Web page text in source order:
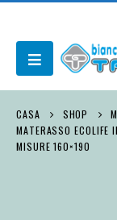
CASA SHOP
MATERASSO ECOLIFE
MISURE 160×190